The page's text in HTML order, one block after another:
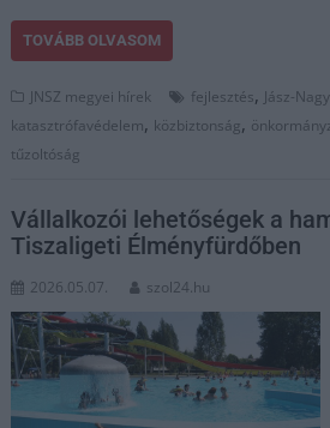
TOVÁBB OLVASOM
JNSZ megyei hírek fejlesztés, Jász-
katasztrófavédelem, közbiztonság,
tűzoltóság
Vállalkozói lehetőségek a
Tiszaligeti Élményfürdőben
2026.05.07. szol24.hu